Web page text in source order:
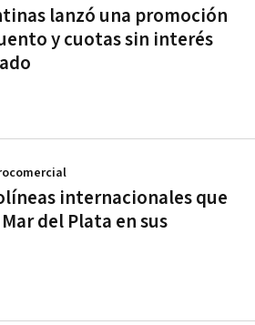
lanzó una promoción
y cuotas sin interés
internacionales que
del Plata en sus